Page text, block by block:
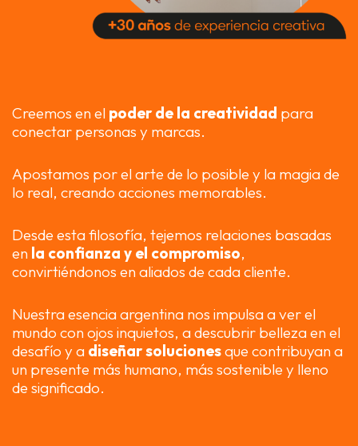
Creemos en el poder de la creatividad para
conectar personas y marcas.
Apostamos por el arte de lo posible y la magia de
lo real, creando acciones memorables.
Desde esta filosofía, tejemos relaciones basadas
en la confianza y el compromiso,
convirtiéndonos en aliados de cada cliente.
Nuestra esencia argentina nos impulsa a ver el
mundo con ojos inquietos, a descubrir belleza en el
desafío y a diseñar solucionesque contribuyan a
un presente más humano, más sostenible y lleno
de significado.